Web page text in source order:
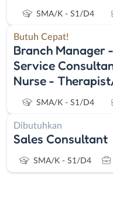
SMA/K - S1/D4
Butuh Cepat!
Branch Manager
Service
Nurse -
SMA/K - S1/D4
Dibutuhkan
Sales Consultant
SMA/K - S1/D4